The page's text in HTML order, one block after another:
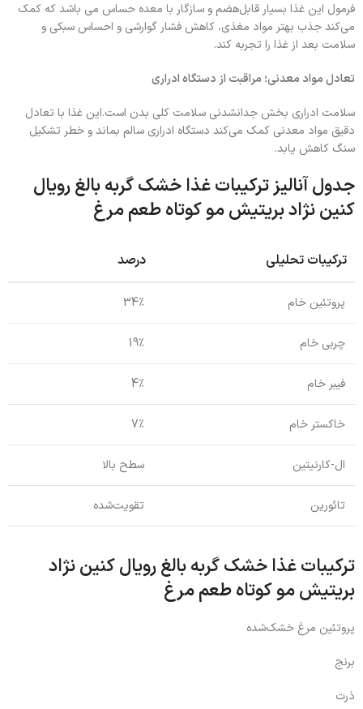
فرمول این غذا بسیار قابل‌هضم و سازگار با معده حساس می باشد که کمک
می‌کند جذب بهتر مواد مغذی، کاهش فشار گوارشی و احساس سبکی و
سلامت بعد از غذا را تجربه کند.
تعادل مواد معدنی؛ مراقبت از دستگاه ادراری
سلامت ادراری بخش جدانشدنی سلامت کلی بدن است.این غذا با تعادل
دقیق مواد معدنی کمک می‌کند دستگاه ادراری سالم بماند و خطر تشکیل
سنگ کاهش یابد.
جدول آنالیز ترکیبات غذا خشک گربه بالغ رویال
کنین نژاد بریتیش مو کوتاه طعم مرغ
ترکیبات تحلیلی درصد
پروتئین خام 34٪
چربی خام 19٪
فیبر خام 4٪
خاکستر خام 7٪
ال-کارنیتین سطح بالا
تائورین تقویت‌شده
ترکیبات غذا خشک گربه بالغ رویال کنین نژاد
بریتیش مو کوتاه طعم مرغ
پروتئین مرغ خشک‌شده
برنج
ذرت